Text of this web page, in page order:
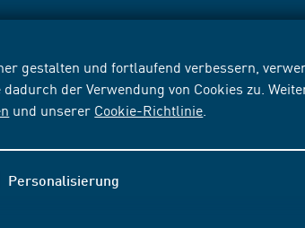
gestalten und fortlaufend verbessern,
der Verwendung von Cookies zu.
und unserer Cookie-Richtlinie
Personalisierung